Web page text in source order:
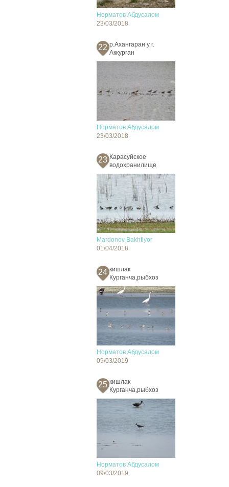
Норматов Абдусалом
23/03/2018
22 р.Ахангаран у г.
Аккурган
Норматов Абдусалом
23/03/2018
23 Карасуйское
водохранилище
Mardonov Bakhtiyor
01/04/2018
24 кишлак
Курганча,рыбхоз
Норматов Абдусалом
09/03/2019
25 кишлак
Курганча,рыбхоз
Норматов Абдусалом
09/03/2019